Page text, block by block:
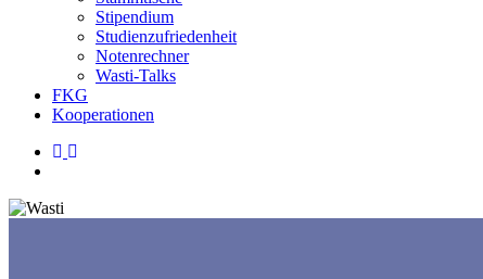
Stipendium
Studienzufriedenheit
Notenrechner
Wasti-Talks
FKG
Kooperationen
linkedin
instagram